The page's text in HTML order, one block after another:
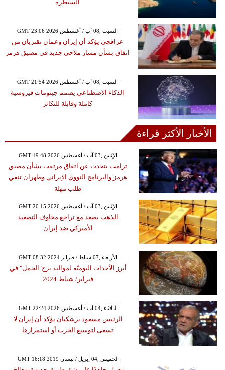
السيطرة
GMT 23:06 2026 السبت ,08 آب / أغسطس
عراقجي يؤكد أن إيران وعمان تقتربان من
اتفاق بشأن مسار ملاحي جديد في مضيق هرمز
GMT 21:54 2026 السبت ,08 آب / أغسطس
الذكاء الاصطناعي يصمم جينومات فيروسية
كاملة وقابلة للتكاثر
الأخبار الأكثر قراءة
GMT 19:48 2026 الإثنين ,03 آب / أغسطس
ترامب يتحدث عن اتفاق مرتقب بشأن مضيق
هرمز والبرنامج النووي الإيراني وطهران تنفي
طلب مهلة
GMT 20:15 2026 الإثنين ,03 آب / أغسطس
الذهب يصعد مع تراجع مخاوف التصعيد
الأميركي ضد إيران
GMT 08:32 2024 الأربعاء ,07 شباط / فبراير
أبرز الأحداث اليوميّة لمواليد برج"الحمل" في
فبراير/ شباط 2024
GMT 22:24 2026 الثلاثاء ,04 آب / أغسطس
الرئيس مسعود بزشكيان يؤكد أن إيران لا
تسعى لتوسيع الحرب أو استمرارها
GMT 16:18 2019 الخميس ,04 إبريل / نيسان